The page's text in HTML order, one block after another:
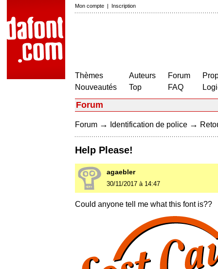
Mon compte | Inscription
Thèmes
Nouveautés
Auteurs
Top
Forum
FAQ
Forum
Forum → Identification de police →
Help Please!
agaebler
30/11/2017 à 14:47
Could anyone tell me what this font is??